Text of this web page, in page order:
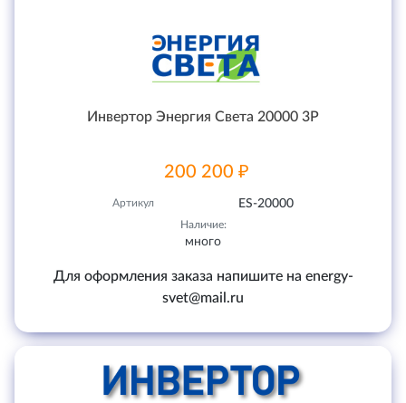
Инвертор Энергия Света 20000 3P
200 200 ₽
Артикул ES-20000
Наличие:
много
Для оформления заказа напишите на energy-
svet@mail.ru